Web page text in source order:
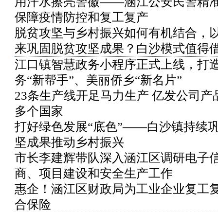
保障疫情防控和复工复产
脱贫攻坚与乡村振兴如何有机结合，
来巩固脱贫攻坚成果？白沙模式值得
江口镇智慧政务小程序正式上线，打
务“新帮手”、美丽侨乡“新名片”
23条生产线开足马力生产 亿发公司产
多个国家
打好绿色发展“底色”——白沙镇持续
坚成果推动乡村振兴
市长李建辉带队深入涵江区调研电子
商、项目建设和安全生产工作
惠企！涵江区财政局为工业企业复工
合保险